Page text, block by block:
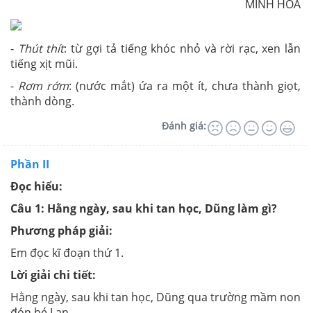
MINH HOÀ
- Thút thít: từ gợi tả tiếng khóc nhỏ và rời rạc, xen lẫn
tiếng xịt mũi.
- Rơm rớm: (nước mắt) ứa ra một ít, chưa thành giọt,
thành dòng.
Đánh giá:
Phần II
Đọc hiểu:
Câu 1: Hằng ngày, sau khi tan học, Dũng làm gì?
Phương pháp giải:
Em đọc kĩ đoạn thứ 1.
Lời giải chi tiết:
Hằng ngày, sau khi tan học, Dũng qua trường mầm non